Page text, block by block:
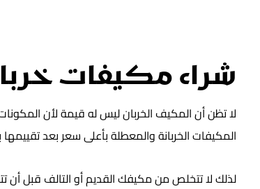
شراء مكيفات
لا تظن أن المكيف الخربان ليس له قيمة لأن
المكيفات الخربانة والمعطلة بأعلى سعر بعد
لذلك لا تتخلص من مكيفك القديم أو التالف قبل أن